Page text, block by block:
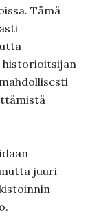
Tämä
historioitsijan
juuri